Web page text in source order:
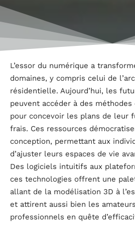
L’essor du numérique a
domaines, y compris celui de
résidentielle. Aujourd’hui, les
peuvent accéder à des
pour concevoir les plans de leur
frais. Ces ressources
conception, permettant aux
d’ajuster leurs espaces de vie
Des logiciels intuitifs aux
ces technologies offrent une
allant de la modélisation 3D à
et attirent aussi bien les
professionnels en quête